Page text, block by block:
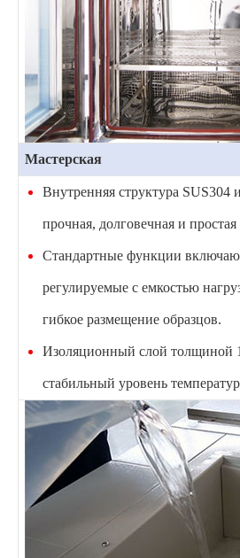
Мастерская
Внутренняя структура SUS304
прочная, долговечная и простая
Стандартные функции
регулируемые с емкостью
гибкое размещение образцов.
Изоляционный слой толщиной
стабильный уровень